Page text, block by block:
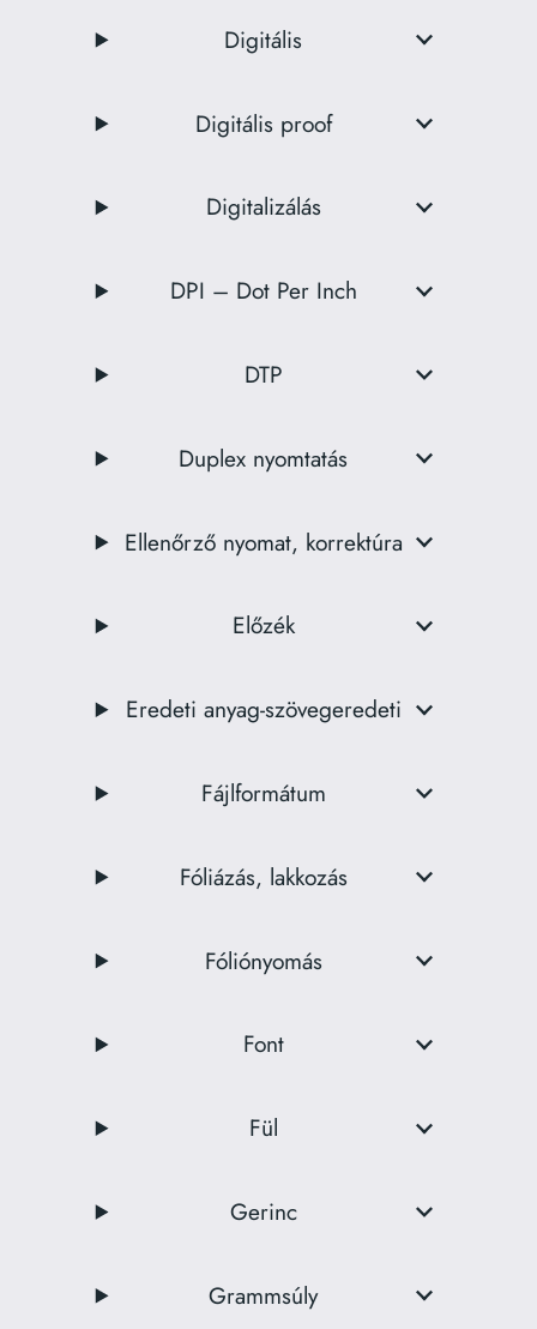
Digitális
Digitális proof
Digitalizálás
DPI – Dot Per Inch
DTP
Duplex nyomtatás
Ellenőrző nyomat, korrektúra
Előzék
Eredeti anyag-szövegeredeti
Fájlformátum
Fóliázás, lakkozás
Fóliónyomás
Font
Fül
Gerinc
Grammsúly